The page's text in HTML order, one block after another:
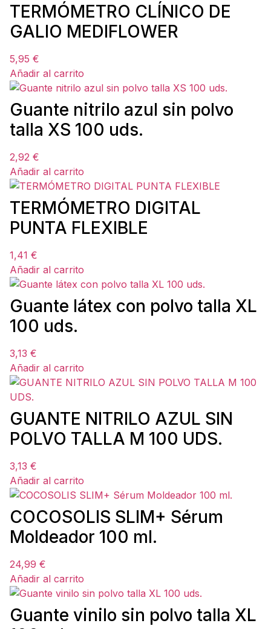
TERMÓMETRO CLÍNICO DE
GALIO MEDIFLOWER
5,95 €
Añadir al carrito
Guante nitrilo azul sin polvo
talla XS 100 uds.
2,92 €
Añadir al carrito
TERMÓMETRO DIGITAL
PUNTA FLEXIBLE
1,41 €
Añadir al carrito
Guante látex con polvo talla XL
100 uds.
3,13 €
Añadir al carrito
GUANTE NITRILO AZUL SIN
POLVO TALLA M 100 UDS.
3,13 €
Añadir al carrito
COCOSOLIS SLIM+ Sérum
Moldeador 100 ml.
24,99 €
Añadir al carrito
Guante vinilo sin polvo talla XL